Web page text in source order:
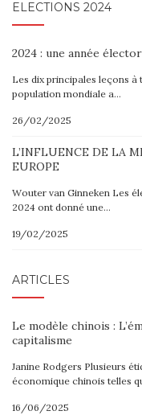
ELECTIONS 2024
2024 : une année
Les dix principales leçons
population mondiale a…
26/02/2025
L’INFLUENCE DE LA
EUROPE
Wouter van Ginneken Les
2024 ont donné une…
19/02/2025
ARTICLES
Le modèle chinois :
capitalisme
Janine Rodgers Plusieurs
économique chinois telles
16/06/2025